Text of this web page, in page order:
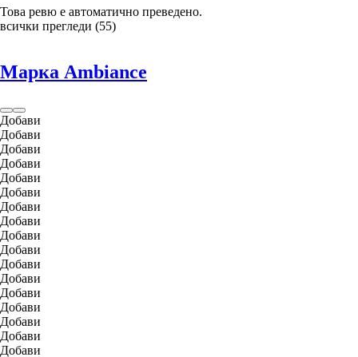
Това ревю е автоматично преведено.
всички прегледи (55)
Марка Ambiance
Добави
Добави
Добави
Добави
Добави
Добави
Добави
Добави
Добави
Добави
Добави
Добави
Добави
Добави
Добави
Добави
Добави